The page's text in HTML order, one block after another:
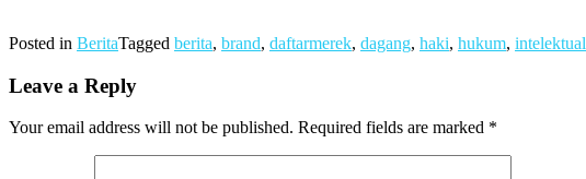
Posted in BeritaTagged berita, brand, daftarmerek, dagang, haki, hukum, intelektual
Leave a Reply
Your email address will not be published. Required fields are marked *